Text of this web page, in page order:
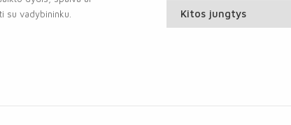
su vadybininku.
Kitos jungtys